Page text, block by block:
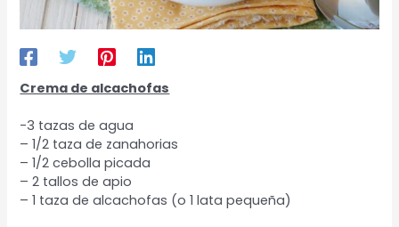
Crema de alcachofas
-3 tazas de agua
– 1/2 taza de zanahorias
– 1/2 cebolla picada
– 2 tallos de apio
– 1 taza de alcachofas (o 1 lata pequeña)